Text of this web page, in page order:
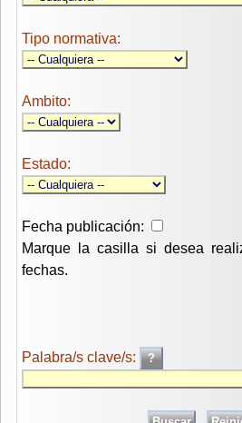
Tipo normativa:
Ambito:
Estado:
Fecha publicación:
Marque la casilla si desea
fechas.
Palabra/s clave/s: